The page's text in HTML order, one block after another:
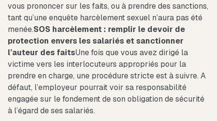
vous prononcer sur les faits, ou à prendre des sanctions,
tant qu’une enquête harcèlement sexuel n’aura pas été
menée.SOS harcèlement : remplir le devoir de
protection envers les salariés et sanctionner
l’auteur des faitsUne fois que vous avez dirigé la
victime vers les interlocuteurs appropriés pour la
prendre en charge, une procédure stricte est à suivre. A
défaut, l’employeur pourrait voir sa responsabilité
engagée sur le fondement de son obligation de sécurité
à l’égard de ses salariés.